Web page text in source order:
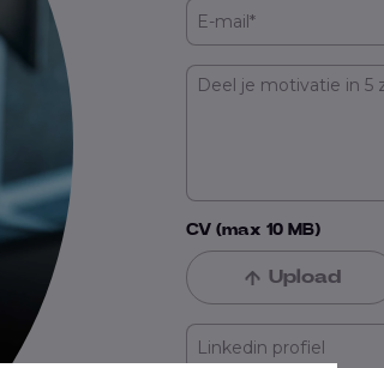
CV (max 10 MB)
Upload